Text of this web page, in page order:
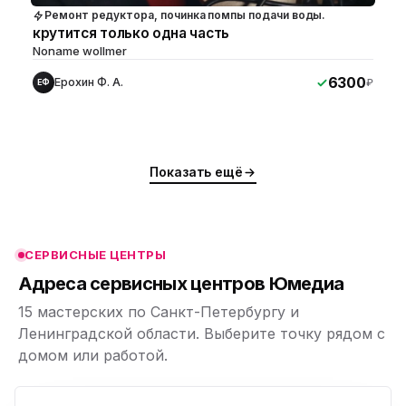
Ремонт редуктора, починка помпы подачи воды.
крутится только одна часть
Noname wollmer
ЕФ Ерохин Ф. А. 6300₽
Показать ещё
СЕРВИСНЫЕ ЦЕНТРЫ
Адреса сервисных центров Юмедиа
15 мастерских по Санкт-Петербургу и
Ленинградской области. Выберите точку рядом с
домом или работой.
ю